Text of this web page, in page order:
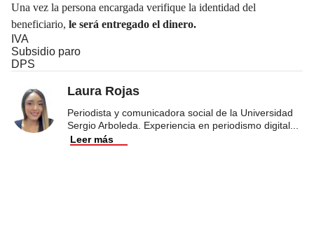
Una vez la persona encargada verifique la identidad del
beneficiario, le será entregado el dinero.
IVA
Subsidio paro
DPS
Laura Rojas
Periodista y comunicadora social de la Universidad
Sergio Arboleda. Experiencia en periodismo digital
Leer más